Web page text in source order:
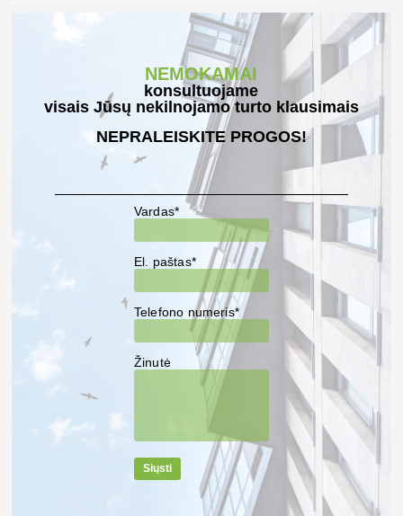
NEMOKAMAI
konsultuojame
visais Jūsų nekilnojamo turto klausimais
NEPRALEISKITE PROGOS!
Vardas*
El. paštas*
Telefono numeris*
Žinutė
Siųsti